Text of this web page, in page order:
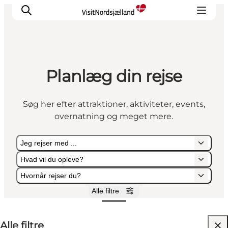
Highlights
Oplev
Det Sker
Byer
Planlæg ferien
Planlæg din rejse
Søg her efter attraktioner, aktiviteter, events,
overnatning og meget mere.
Jeg rejser med ...
Hvad vil du opleve?
Hvornår rejser du?
Alle filtre
Jeg rejser med ...
Hvad vil du opleve?
Hvornår rejser du?
Alle filtre